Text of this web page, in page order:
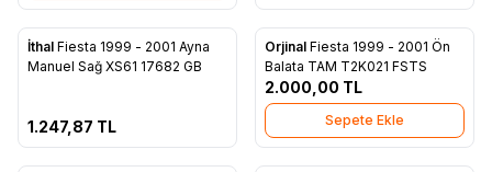
Favorilere Ekle
İthal Fiesta 1999 - 2001 Ayna
Manuel Sağ XS61 17682 GB
1.247,87 TL
Favorilere Ekle
Orjinal Fiesta 1999 - 2001 Ön
Balata TAM T2K021 FSTS
2.000,00 TL
Sepete Ekle